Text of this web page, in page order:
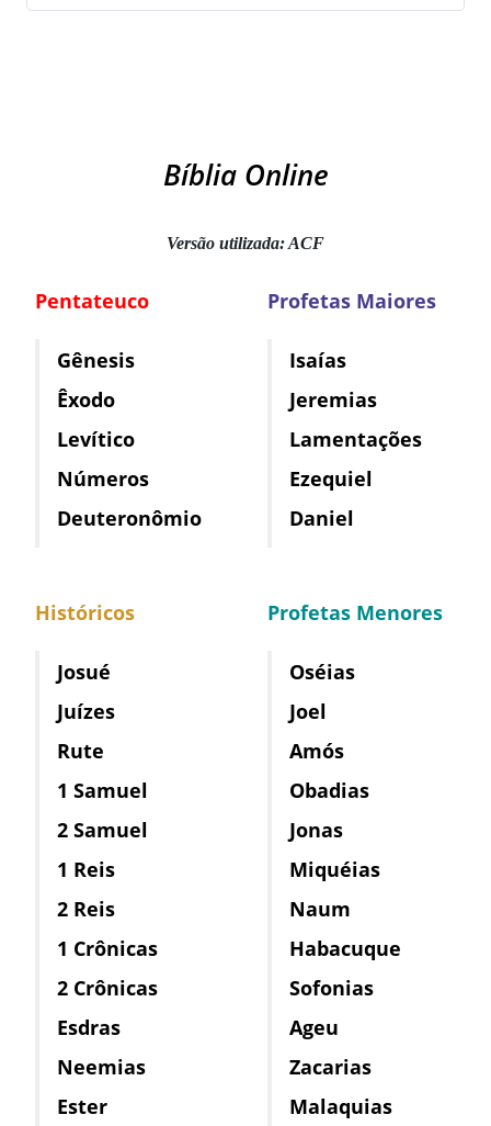
Bíblia Online
Versão utilizada: ACF
Pentateuco
Gênesis
Êxodo
Levítico
Números
Deuteronômio
Históricos
Josué
Juízes
Rute
1 Samuel
2 Samuel
1 Reis
2 Reis
1 Crônicas
2 Crônicas
Esdras
Neemias
Ester
Profetas Maiores
Isaías
Jeremias
Lamentações
Ezequiel
Daniel
Profetas Menores
Oséias
Joel
Amós
Obadias
Jonas
Miquéias
Naum
Habacuque
Sofonias
Ageu
Zacarias
Malaquias